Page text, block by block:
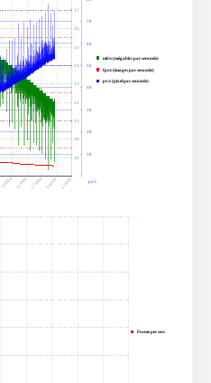
19
20
21
22
23
24
25
26
27
10
20
30
40
50
60
70
px/s
11000 12000 13000 14000 15000
mb/s (mégabits par seconde)
fps/s (images par seconde)
px/s (pixel par seconde)
Frame per secs